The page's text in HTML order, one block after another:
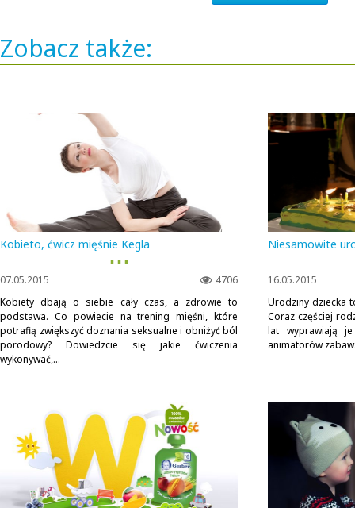
Zobacz także:
Kobieto, ćwicz mięśnie Kegla
▪ ▪ ▪
4706
07.05.2015
Kobiety dbają o siebie cały czas, a zdrowie to
podstawa. Co powiecie na trening mięśni, które
potrafią zwiększyć doznania seksualne i obniżyć ból
porodowy? Dowiedzcie się jakie ćwiczenia
wykonywać,...
Niesamowite
16.05.2015
Urodziny dziecka
Coraz częściej
lat wyprawiają
animatorów